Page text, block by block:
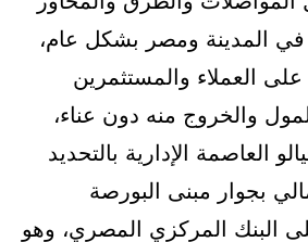
في المدينة ومصر بشكل عام،
العملاء والمستثمرين
والخروج منه دون عناء،
العاصمة الإدارية بالتحديد
بجوار مبنى البورصة
البنك المركزي المصري، وهو